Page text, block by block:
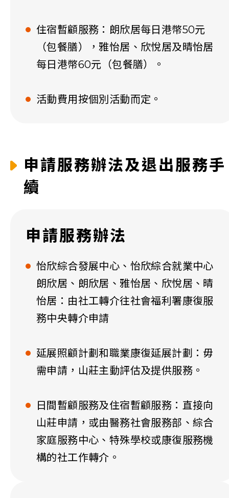
住宿暫顧服務：朗欣居每日港幣50元
（包餐膳），雅怡居、欣悅居及晴怡居
每日港幣60元（包餐膳）。
活動費用按個別活動而定。
申請服務辦法及退出服務手
續
申請服務辦法
怡欣綜合發展中心、怡欣綜合就業中心
朗欣居、朗欣居、雅怡居、欣悅居、晴
怡居：由社工轉介往社會福利署康復服
務中央轉介申請
延展照顧計劃和職業康復延展計劃：毋
需申請，山莊主動評估及提供服務。
日間暫顧服務及住宿暫顧服務：直接向
山莊申請，或由醫務社會服務部、綜合
家庭服務中心、特殊學校或康復服務機
構的社工作轉介。